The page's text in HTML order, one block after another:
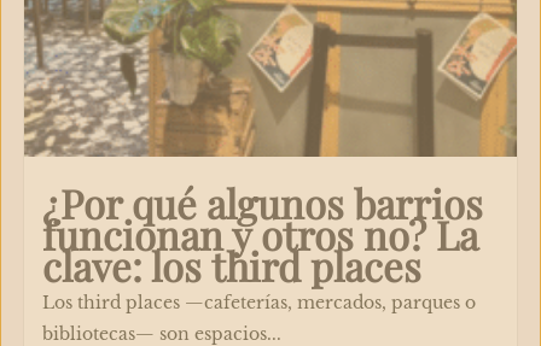
¿Por qué algunos barrios
funcionan y otros no? La
clave: los third places
Los third places —cafeterías, mercados, parques o
bibliotecas— son espacios...